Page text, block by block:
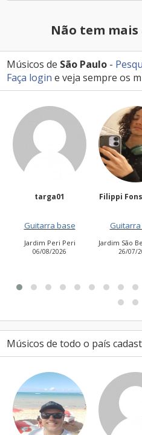
Não tem
Músicos de São Paulo -
Faça login e veja sempre os
Filippi Fonseca Silv
Guitarra base
Jardim São Bento Novo
26/07/2026
Mateus
Vila
26/07/
Músicos de todo o país